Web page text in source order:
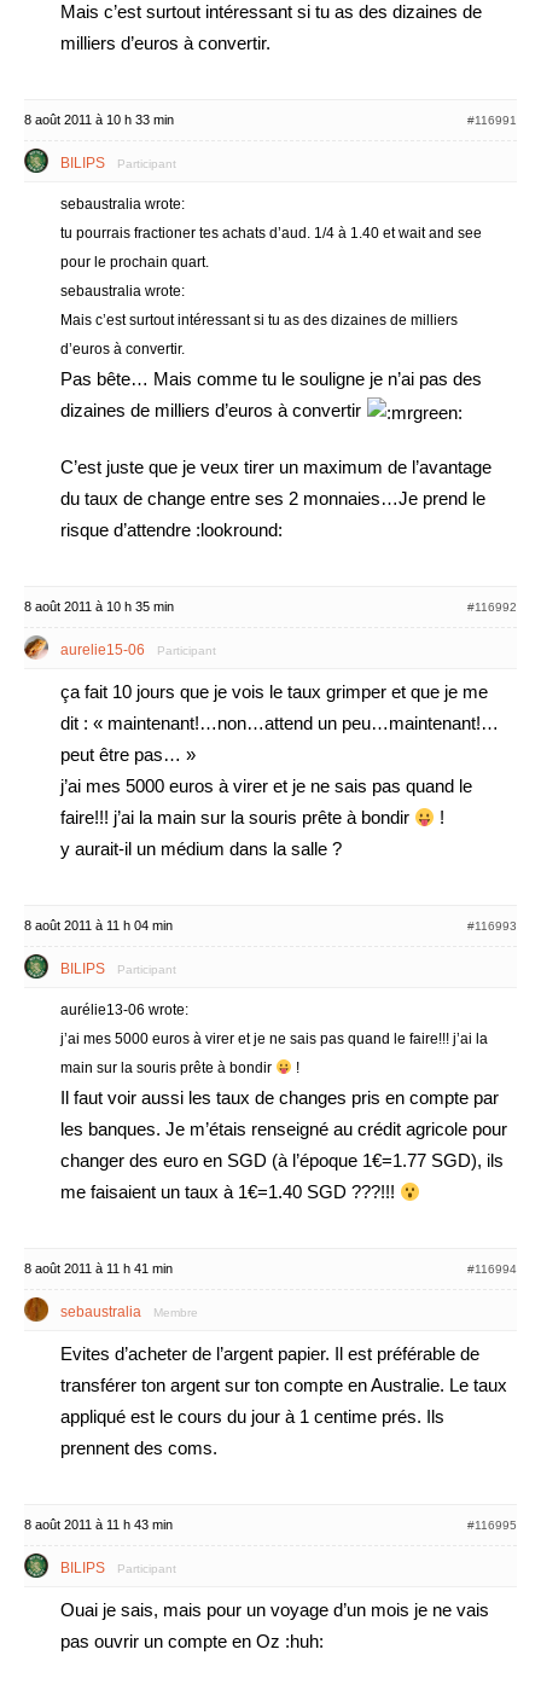
Mais c’est surtout intéressant si tu as des dizaines de
milliers d’euros à convertir.
8 août 2011 à 10 h 33 min #116991
BILIPS Participant
sebaustralia wrote:
tu pourrais fractioner tes achats d’aud. 1/4 à 1.40 et wait and see
pour le prochain quart.
sebaustralia wrote:
Mais c’est surtout intéressant si tu as des dizaines de milliers
d’euros à convertir.
Pas bête… Mais comme tu le souligne je n’ai pas des
dizaines de milliers d’euros à convertir
C’est juste que je veux tirer un maximum de l’avantage
du taux de change entre ses 2 monnaies…Je prend le
risque d’attendre :lookround:
8 août 2011 à 10 h 35 min #116992
aurelie15-06 Participant
ça fait 10 jours que je vois le taux grimper et que je me
dit : « maintenant!…non…attend un peu…maintenant!…
peut être pas… »
j’ai mes 5000 euros à virer et je ne sais pas quand le
faire!!! j’ai la main sur la souris prête à bondir
!
y aurait-il un médium dans la salle ?
8 août 2011 à 11 h 04 min #116993
BILIPS Participant
aurélie13-06 wrote:
j’ai mes 5000 euros à virer et je ne sais pas quand le faire!!! j’ai la
main sur la souris prête à bondir
!
Il faut voir aussi les taux de changes pris en compte par
les banques. Je m’étais renseigné au crédit agricole pour
changer des euro en SGD (à l’époque 1€=1.77 SGD), ils
me faisaient un taux à 1€=1.40 SGD ???!!!
8 août 2011 à 11 h 41 min #116994
sebaustralia Membre
Evites d’acheter de l’argent papier. Il est préférable de
transférer ton argent sur ton compte en Australie. Le taux
appliqué est le cours du jour à 1 centime prés. Ils
prennent des coms.
8 août 2011 à 11 h 43 min #116995
BILIPS Participant
Ouai je sais, mais pour un voyage d’un mois je ne vais
pas ouvrir un compte en Oz :huh: